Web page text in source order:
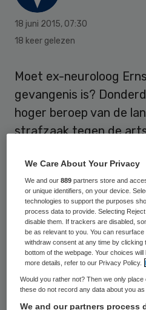
18 juni 2015, 07:30
18 keer gelezen
Moet ex-neuroloog
gevangenis is?
hoger beroep van de
strafzaak tegen de
verschrikkelijke ziektes
alzheimer of de
In eerste aanleg werd
het Medisch
tot drie jaar
gevangenisstraf. Zowel
Openbaar Ministerie
Hierin is door het OM
We Care About Your Privacy
We and our889 partners store and
or unique identifiers, on your device.
technologies to support the purposes
process data to provide. Selecting
disable them. If trackers are disabled,
be as relevant to you. You can
withdraw consent at any time by
bottom of the webpage. Your choices
more details, refer to our Privacy Policy.
Would you rather not? Then we only place
these do not record any data about you
We and our partners process